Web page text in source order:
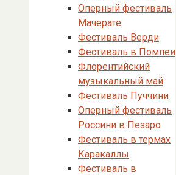
Оперный фестиваль
Мачерате
Фестиваль Верди
Фестиваль в Помпеи
Флорентийский
музыкальный май
Фестиваль Пуччини
Оперный фестиваль
Россини в Пезаро
Фестиваль в термах
Каракаллы
Фестиваль в